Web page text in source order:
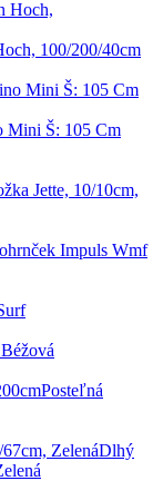
100/200/40cm
Mini Š: 105 Cm
Jette, 10/10cm,
Impuls Wmf
Posteľná
Dlhý